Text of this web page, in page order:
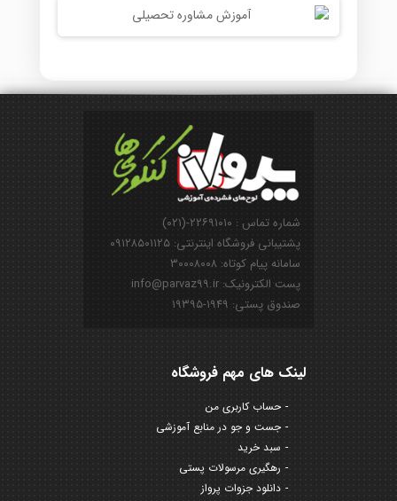
شماره تماس : ۲۲۶۹۱۰۱۰-(۰۲۱)
پشتیبانی فروشگاه اینترنتی: ۰۹۱۲۸۵۰۱۱۲۵
سامانه پیام کوتاه: ۳۰۰۰۸۰۰۸
پست الکترونیک: info@parvaz99.ir
صندوق پستی: ۱۹۴۹-۱۹۳۹۵
لینک های مهم فروشگاه
حساب کاربری من
جست و جو در منابع آموزشی
سبد خرید
رهگیری مرسولات پستی
دانلود جزوات پرواز